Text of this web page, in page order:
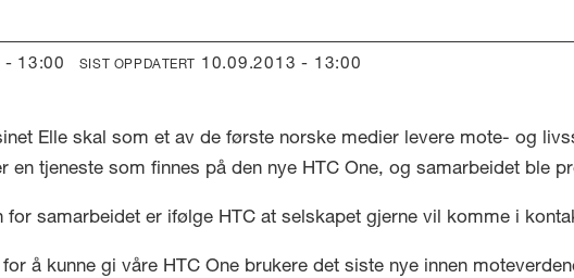
- 13:00 SIST OPPDATERT 10.09.2013 - 13:00
Elle skal som et av de første norske medier levere mote- og
en tjeneste som finnes på den nye HTC One, og samarbeidet ble
for samarbeidet er ifølge HTC at selskapet gjerne vil komme i
å kunne gi våre HTC One brukere det siste nye innen